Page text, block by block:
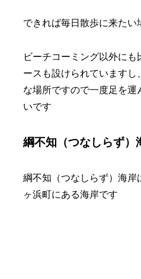
できれば毎日散歩に来たい
ビーチコーミング以外にも
ースも設けられていますし
な場所ですので一度足を運
いです
綱不知（つなしらず）
綱不知（つなしらず）海岸
ヶ浜町にある海岸です